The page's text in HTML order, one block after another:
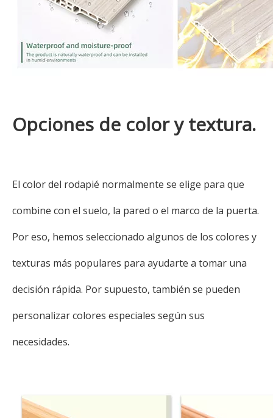
Opciones de color y textura.
El color del rodapié normalmente se elige para que
combine con el suelo, la pared o el marco de la puerta.
Por eso, hemos seleccionado algunos de los colores y
texturas más populares para ayudarte a tomar una
decisión rápida. Por supuesto, también se pueden
personalizar colores especiales según sus
necesidades.